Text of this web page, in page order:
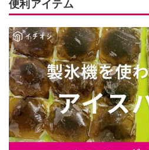
便利アイテム